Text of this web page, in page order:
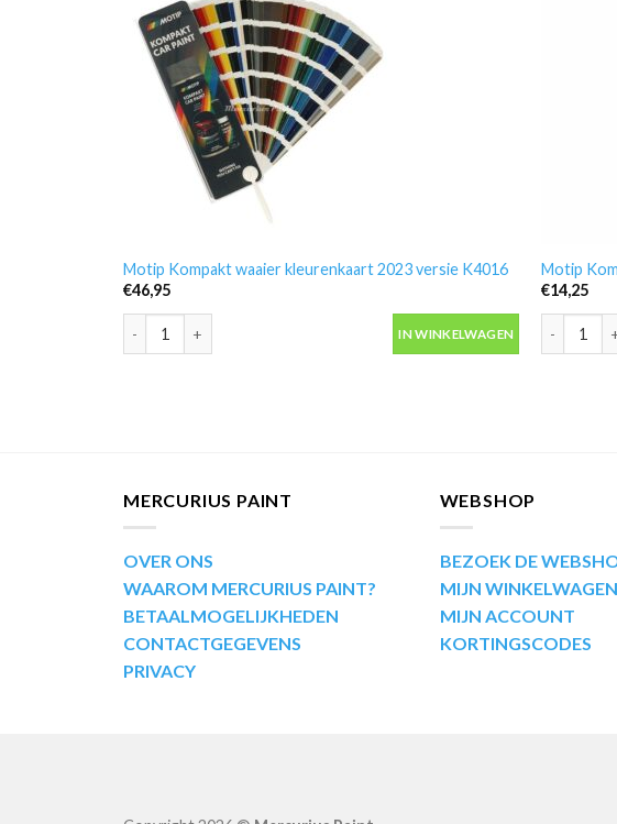
Motip Kompakt waaier kleurenkaart 2023 versie K4016
€46,95
Motip Kompakt waaier kleurenkaart 2023 versie K4016 aantal
IN WINKELWAGEN
Motip
€14,25
Motip
MERCURIUS PAINT
OVER ONS
WAAROM MERCURIUS PAINT?
BETAALMOGELIJKHEDEN
CONTACTGEGEVENS
PRIVACY
WEBSHOP
BEZOEK DE
MIJN WINKELWAGEN
MIJN ACCOUNT
KORTINGSCODES